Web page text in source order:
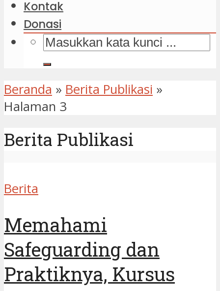
Kontak
Donasi
Beranda » Berita Publikasi »
Halaman 3
Berita Publikasi
Berita
Memahami
Safeguarding dan
Praktiknya, Kursus